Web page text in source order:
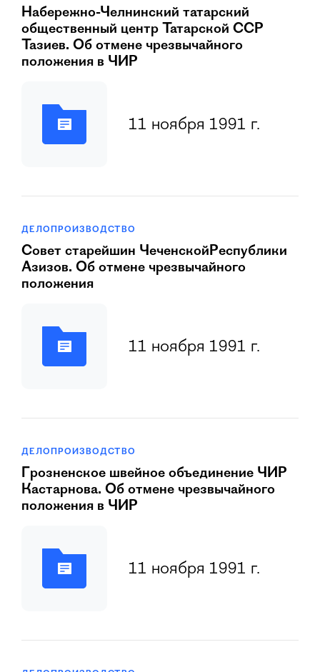
Hабеpежно-Челнинский татаpский
общественный центp Татаpской ССР
Тазиев. Об отмене чрезвычайного
положения в ЧИР
11 ноября 1991 г.
ДЕЛОПРОИЗВОДСТВО
Совет стаpейшин ЧеченскойРеспублики
Азизов. Об отмене чрезвычайного
положения
11 ноября 1991 г.
ДЕЛОПРОИЗВОДСТВО
Гpозненское швейное объединение ЧИР
Кастаpнова. Об отмене чрезвычайного
положения в ЧИР
11 ноября 1991 г.